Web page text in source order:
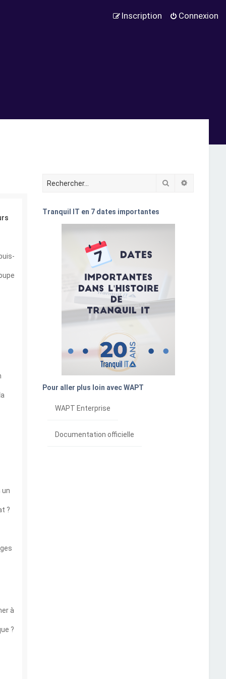
Connexion
Inscription
un
?
à
?
Rechercher
Tranquil IT en 7 dates importantes
Pour aller plus loin avec WAPT
WAPT Enterprise
Documentation officielle